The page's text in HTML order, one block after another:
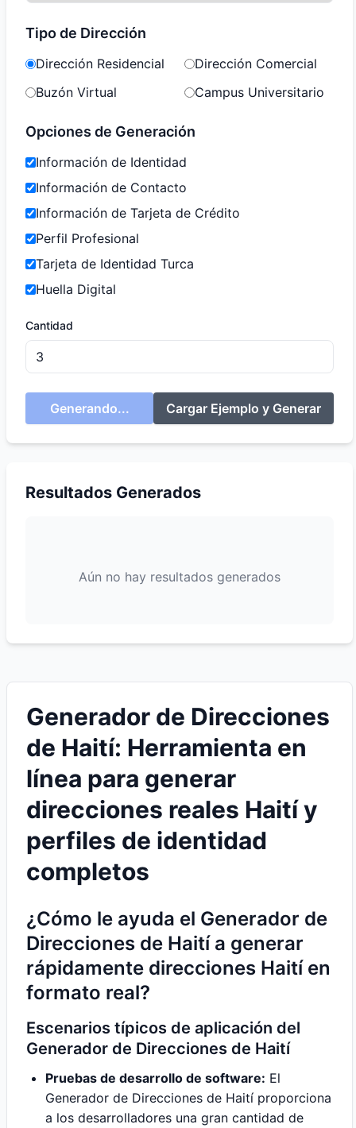
Tipo de Dirección
Dirección Residencial
Dirección Comercial
Buzón Virtual
Campus Universitario
Opciones de Generación
Información de Identidad
Información de Contacto
Información de Tarjeta de Crédito
Perfil Profesional
Tarjeta de Identidad Turca
Huella Digital
Cantidad
Generando... Cargar Ejemplo y Generar
Resultados Generados
Aún no hay resultados generados
Generador de Direcciones
de Haití: Herramienta en
línea para generar
direcciones reales Haití y
perfiles de identidad
completos
¿Cómo le ayuda el Generador de
Direcciones de Haití a generar
rápidamente direcciones Haití en
formato real?
Escenarios típicos de aplicación del
Generador de Direcciones de Haití
Pruebas de desarrollo de software: El
Generador de Direcciones de Haití proporciona
a los desarrolladores una gran cantidad de